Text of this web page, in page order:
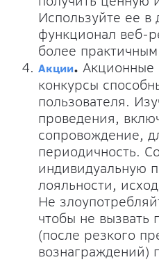
Используйте ее
функционал веб-
более
Акции. Акционные
конкурсы
пользователя.
проведения,
сопровождение,
периодичность.
индивидуальную
лояльности,
Не
чтобы не вызвать
(после резкого
вознаграждений)